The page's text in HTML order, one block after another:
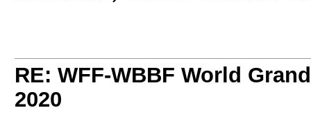
RE: WFF-WBBF World
2020